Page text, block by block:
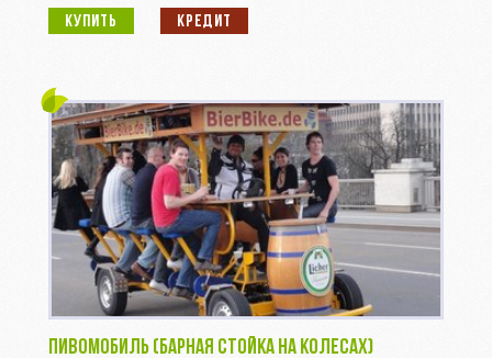
КУПИТЬ КРЕДИТ
ПИВОМОБИЛЬ (БАРНАЯ СТОЙКА НА КОЛЕСАХ)